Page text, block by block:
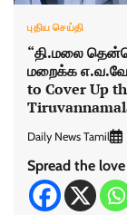
புதிய செய்தி
“தி.மலை
மறைக்க
to Cover Up
Daily News Tamil
Spread the love